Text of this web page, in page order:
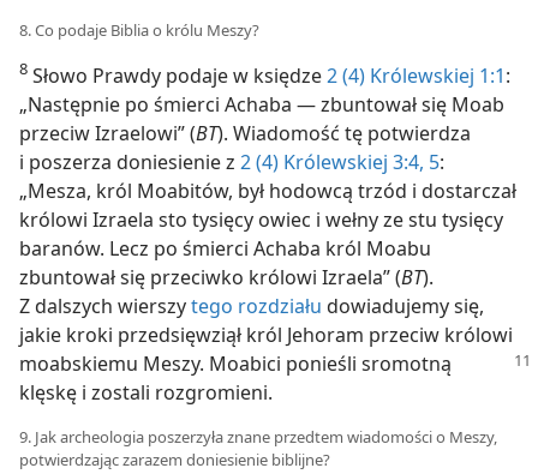
8. Co podaje Biblia o królu Meszy?
8 Słowo Prawdy podaje w księdze2 (4) Królewskiej 1:1:
„Następnie po śmierci Achaba — zbuntował się Moab
przeciw Izraelowi” (BT). Wiadomość tę potwierdza
i poszerza doniesienie z 2 (4) Królewskiej 3:4, 5:
„Mesza, król Moabitów, był hodowcą trzód i dostarczał
królowi Izraela sto tysięcy owiec i wełny ze stu tysięcy
baranów. Lecz po śmierci Achaba król Moabu
zbuntował się przeciwko królowi Izraela” (BT).
Z dalszych wierszytego rozdziału dowiadujemy się,
jakie kroki przedsięwziął król Jehoram przeciw królowi
moabskiemu Meszy. Moabici ponieśli sromotną
klęskę i zostali rozgromieni.
9. Jak archeologia poszerzyła znane przedtem wiadomości o Meszy,
potwierdzając zarazem doniesienie biblijne?